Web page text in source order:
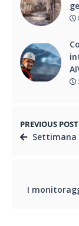
PREVIOUS POST
Settimana del Pianeta
I